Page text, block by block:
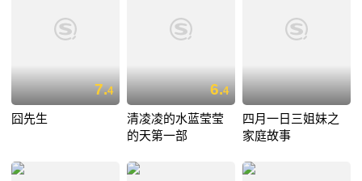
7.4
囧先生
6.4
清凌凌的水蓝莹莹
的天第一部
四月一日三姐妹之
家庭故事